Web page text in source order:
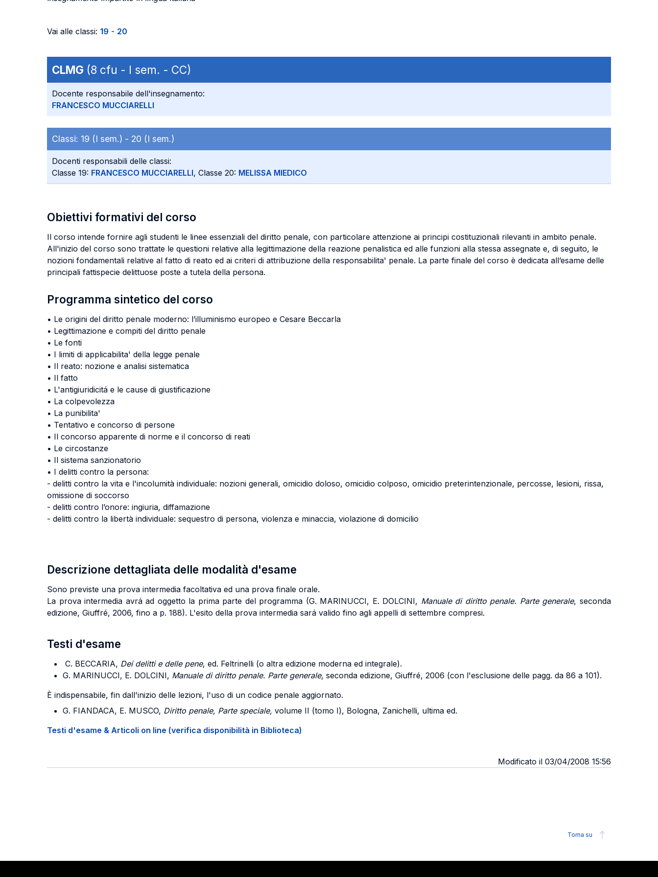
Vai alle classi: 19 - 20
CLMG (8 cfu - I sem. - CC)
Docente responsabile dell'insegnamento:
FRANCESCO MUCCIARELLI
Classi: 19 (I sem.) - 20 (I sem.)
Docenti responsabili delle classi:
Classe 19: FRANCESCO MUCCIARELLI, Classe 20: MELISSA MIEDICO
Obiettivi formativi del corso
Il corso intende fornire agli studenti le linee essenziali del diritto penale, con particolare attenzione ai principi costituzionali rilevanti in ambito penale.
All'inizio del corso sono trattate le questioni relative alla legittimazione della reazione penalistica ed alle funzioni alla stessa assegnate e, di seguito, le
nozioni fondamentali relative al fatto di reato ed ai criteri di attribuzione della responsabilita' penale. La parte finale del corso è dedicata all’esame delle
principali fattispecie delittuose poste a tutela della persona.
Programma sintetico del corso
• Le origini del diritto penale moderno: l’illuminismo europeo e Cesare Beccarla
• Legittimazione e compiti del diritto penale
• Le fonti
• I limiti di applicabilita' della legge penale
• Il reato: nozione e analisi sistematica
• Il fatto
• L'antigiuridicitá e le cause di giustificazione
• La colpevolezza
• La punibilita'
• Tentativo e concorso di persone
• Il concorso apparente di norme e il concorso di reati
• Le circostanze
• Il sistema sanzionatorio
• I delitti contro la persona:
- delitti contro la vita e l'incolumità individuale: nozioni generali, omicidio doloso, omicidio colposo, omicidio preterintenzionale, percosse, lesioni, rissa,
omissione di soccorso
- delitti contro l’onore: ingiuria, diffamazione
- delitti contro la libertà individuale: sequestro di persona, violenza e minaccia, violazione di domicilio
Descrizione dettagliata delle modalità d'esame
Sono previste una prova intermedia facoltativa ed una prova finale orale.
La prova intermedia avrá ad oggetto la prima parte del programma (G. MARINUCCI, E. DOLCINI, Manuale di diritto penale. Parte generale, seconda
edizione, Giuffré, 2006, fino a p. 188). L'esito della prova intermedia sará valido fino agli appelli di settembre compresi.
Testi d'esame
C. BECCARIA, Dei delitti e delle pene, ed. Feltrinelli (o altra edizione moderna ed integrale).
G. MARINUCCI, E. DOLCINI, Manuale di diritto penale. Parte generale, seconda edizione, Giuffré, 2006 (con l'esclusione delle pagg. da 86 a 101).
È indispensabile, fin dall'inizio delle lezioni, l'uso di un codice penale aggiornato.
G. FIANDACA, E. MUSCO, Diritto penale, Parte speciale, volume II (tomo I), Bologna, Zanichelli, ultima ed.
Testi d'esame & Articoli on line (verifica disponibilità in Biblioteca)
Modificato il 03/04/2008 15:56
Torna su